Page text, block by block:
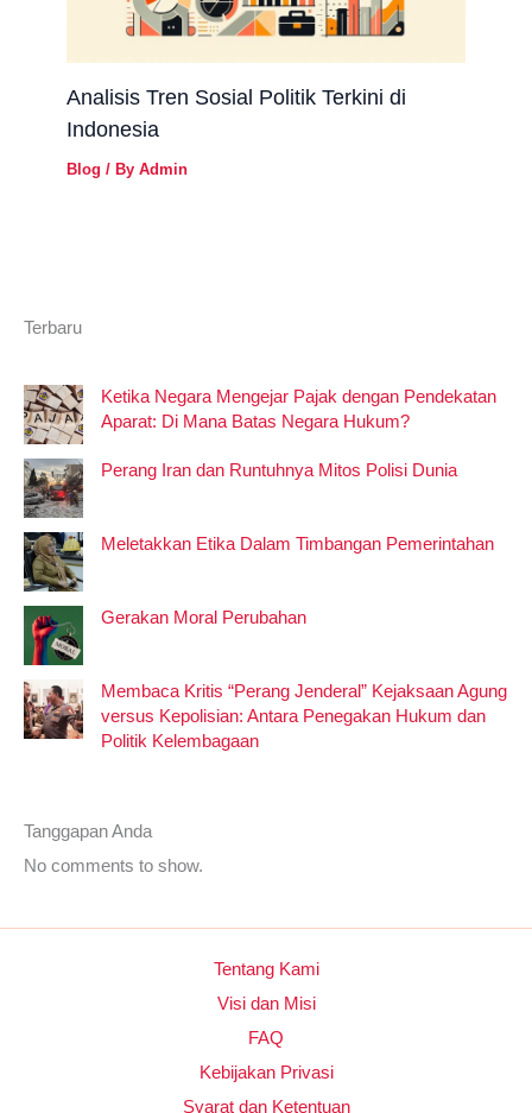
Analisis Tren Sosial Politik Terkini di
Indonesia
Blog / ByAdmin
Terbaru
Ketika Negara Mengejar Pajak dengan Pendekatan
Aparat: Di Mana Batas Negara Hukum?
Perang Iran dan Runtuhnya Mitos Polisi Dunia
Meletakkan Etika Dalam Timbangan Pemerintahan
Gerakan Moral Perubahan
Membaca Kritis “Perang Jenderal” Kejaksaan Agung
versus Kepolisian: Antara Penegakan Hukum dan
Politik Kelembagaan
Tanggapan Anda
No comments to show.
Tentang Kami
Visi dan Misi
FAQ
Kebijakan Privasi
Syarat dan Ketentuan